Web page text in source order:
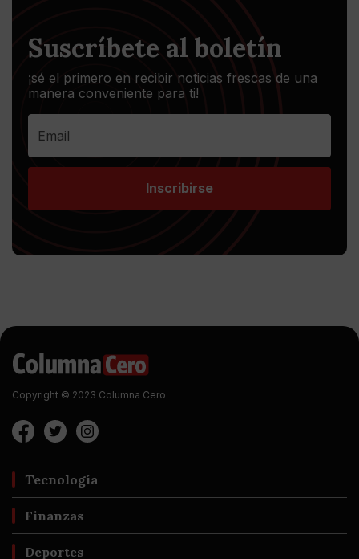
Suscríbete al boletín
¡sé el primero en recibir noticias frescas de una
manera conveniente para ti!
Inscribirse
Copyright © 2023 Columna Cero
Tecnología
Finanzas
Deportes